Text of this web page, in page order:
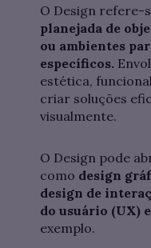
O Design refere-
planejada de
ou ambientes
específicos.
estética,
criar soluções
visualmente.
O Design pode
como design
design de
do usuário (UX)
exemplo.